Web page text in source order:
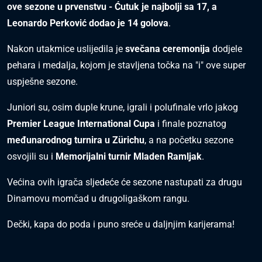
ove sezone u prvenstvu - Ćutuk je najbolji sa 17, a
Leonardo Perković dodao je 14 golova.
Nakon utakmice uslijedila je svečana ceremonija dodjele
pehara i medalja, kojom je stavljena točka na "i" ove super
uspješne sezone.
Juniori su, osim duple krune, igrali i polufinale vrlo jakog
Premier League International Cupa i finale poznatog
međunarodnog turnira u Zürichu, a na početku sezone
osvojili su i Memorijalni turnir Mladen Ramljak.
Većina ovih igrača sljedeće će sezone nastupati za drugu
Dinamovu momčad u drugoligaškom rangu.
Dečki, kapa do poda i puno sreće u daljnjim karijerama!